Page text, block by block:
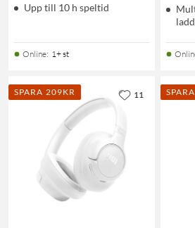
Upp till 10 h speltid
Online: 1+ st
SPARA 209KR 11